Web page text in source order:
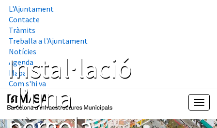
L'Ajuntament
Contacte
Tràmits
Treballa a l'Ajuntament
Notícies
Agenda
Mapa
Com s'hi va
Instal·lació
d’una